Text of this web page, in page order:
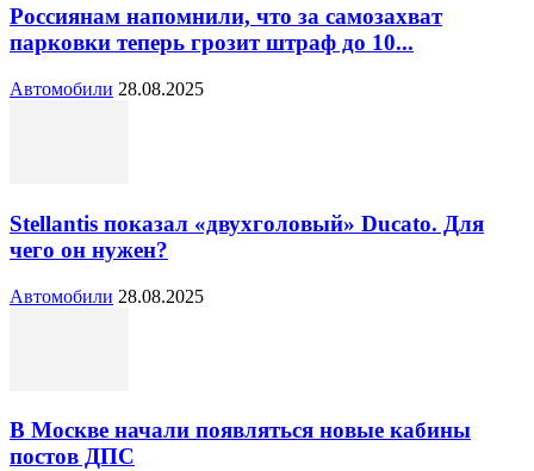
Россиянам напомнили, что за самозахват
парковки теперь грозит штраф до 10...
Автомобили 28.08.2025
Stellantis показал «двухголовый» Ducato. Для
чего он нужен?
Автомобили 28.08.2025
В Москве начали появляться новые кабины
постов ДПС